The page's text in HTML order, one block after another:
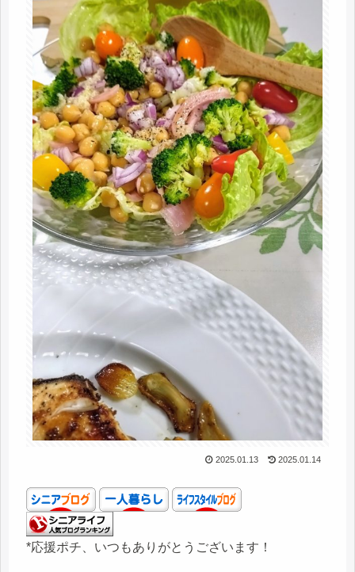
2025.01.13 2025.01.14
*応援ポチ、いつもありがとうございます！